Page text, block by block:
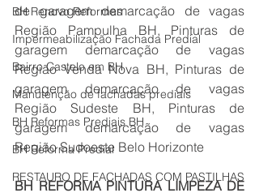
BH Renovo Reformas
Impermeabilização Fachada Predial
Bairro Castelo em BH
Manutenção de fachadas prediais
BH Reformas Prediais BH
BH Reforma Predial
RESTAURO DE FACHADAS COM PASTILHAS
de garagem demarcação de vagas
Região Pampulha BH, Pinturas de
garagem demarcação de vagas
Região Venda Nova BH, Pinturas de
garagem demarcação de vagas
Região Sudeste BH, Pinturas de
garagem demarcação de vagas
Região Sudoeste Belo Horizonte
BH REFORMA PINTURA LIMPEZA DE